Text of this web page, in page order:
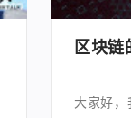
区块
大家好